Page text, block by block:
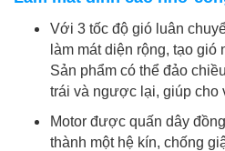
Với 3 tốc độ gió luân
làm mát diện rộng, tạo gió
Sản phẩm có thể đảo
trái và ngược lại, giúp cho
Motor được quấn dây
thành một hệ kín, chống